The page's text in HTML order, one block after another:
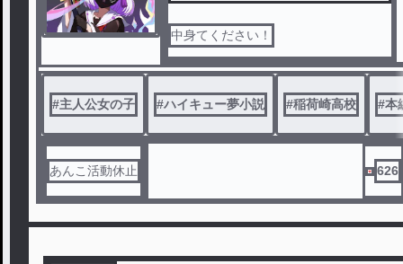
中身てください！
#主人公女の子 #ハイキュー夢小説 #稲荷崎高校 #本
あんこ活動休止 626